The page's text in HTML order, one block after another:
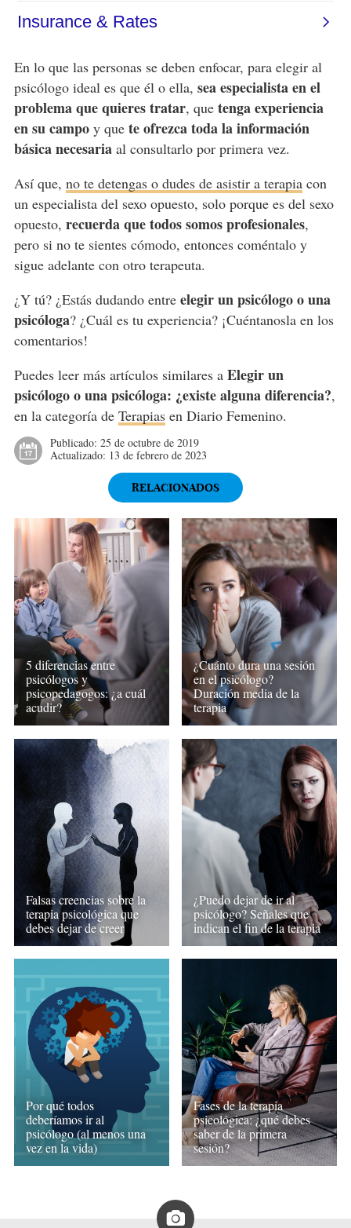
En lo que las personas se deben enfocar, para elegir al
psicólogo ideal es que él o ella, sea especialista en el
problema que quieres tratar, que tenga experiencia
en su campoy que te ofrezca toda la información
básica necesariaal consultarlo por primera vez.
Así que, no te detengas o dudes de asistir a terapiacon
un especialista del sexo opuesto, solo porque es del sexo
opuesto, recuerda que todos somos profesionales,
pero si no te sientes cómodo, entonces coméntalo y
sigue adelante con otro terapeuta.
¿Y tú? ¿Estás dudando entre elegir un psicólogo o una
psicóloga? ¿Cuál es tu experiencia? ¡Cuéntanosla en los
comentarios!
Puedes leer más artículos similares a Elegir un
psicólogo o una psicóloga: ¿existe alguna diferencia?,
en la categoría de Terapiasen Diario Femenino.
Publicado: 25 de octubre de 2019
Actualizado: 13 de febrero de 2023
RELACIONADOS
5 diferencias entre
psicólogos y
psicopedagogos: ¿a cuál
acudir?
¿Cuánto dura una sesión
en el psicólogo?
Duración media de la
terapia
Falsas creencias sobre la
terapia psicológica que
debes dejar de creer
¿Puedo dejar de ir al
psicólogo? Señales que
indican el fin de la terapia
Por qué todos
deberíamos ir al
psicólogo (al menos una
vez en la vida)
Fases de la terapia
psicológica: ¿qué debes
saber de la primera
sesión?